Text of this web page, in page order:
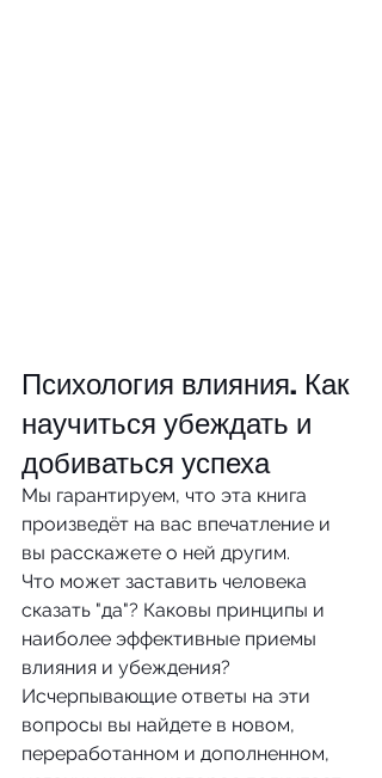
Психология влияния. Как
научиться убеждать и
добиваться успеха
Мы гарантируем, что эта книга
произведёт на вас впечатление и
вы расскажете о ней другим.
Что может заставить человека
сказать "да"? Каковы принципы и
наиболее эффективные приемы
влияния и убеждения?
Исчерпывающие ответы на эти
вопросы вы найдете в новом,
переработанном и дополненном,